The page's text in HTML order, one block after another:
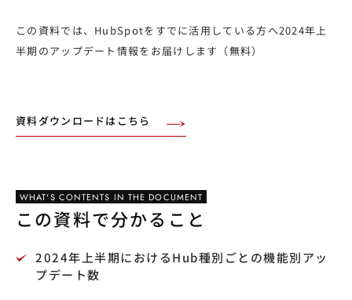
この資料では、HubSpotをすでに活用している方へ2024年上
半期のアップデート情報をお届けします（無料）
資料ダウンロードはこちら
WHAT'S CONTENTS IN THE DOCUMENT
この資料で分かること
2024年上半期におけるHub種別ごとの機能別アッ
プデート数